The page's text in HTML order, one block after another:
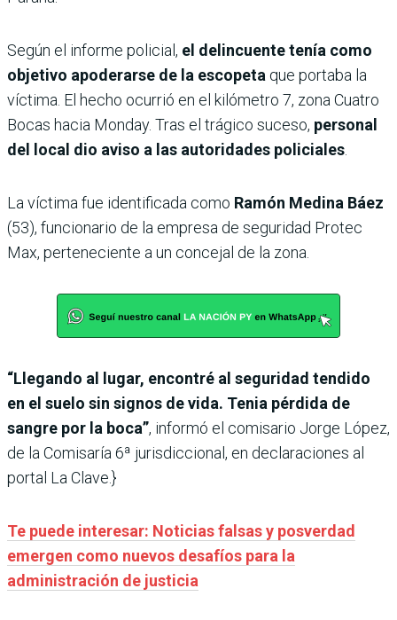
Según el informe policial, el delincuente tenía como
objetivo apoderarse de la escopeta que portaba la
víctima. El hecho ocurrió en el kilómetro 7, zona Cuatro
Bocas hacia Monday. Tras el trágico suceso, personal
del local dio aviso a las autoridades policiales
La víctima fue identificada como Ramón Medina Báez
(53), funcionario de la empresa de seguridad Protec
Max, perteneciente a un concejal de la zona.
“Llegando al lugar, encontré al seguridad tendido
en el suelo sin signos de vida. Tenia pérdida de
sangre por la boca”, informó el comisario Jorge López,
de la Comisaría 6ª jurisdiccional, en declaraciones al
portal La Clave.}
Te puede interesar: Noticias falsas y posverdad
emergen como nuevos desafíos para la
administración de justicia